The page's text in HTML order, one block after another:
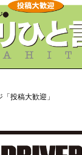
投稿大歓迎」